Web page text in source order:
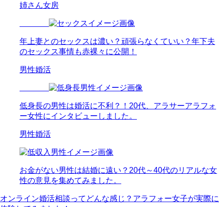
姉さん女房
年上妻とのセックスは濃い？頑張らなくていい？年下夫
のセックス事情も赤裸々に公開！
男性婚活
低身長の男性は婚活に不利？！20代、アラサーアラフォ
ー女性にインタビューしました。
男性婚活
お金がない男性は結婚に遠い？20代～40代のリアルな女
性の意見を集めてみました。
オンライン婚活相談ってどんな感じ？アラフォー女子が実際に